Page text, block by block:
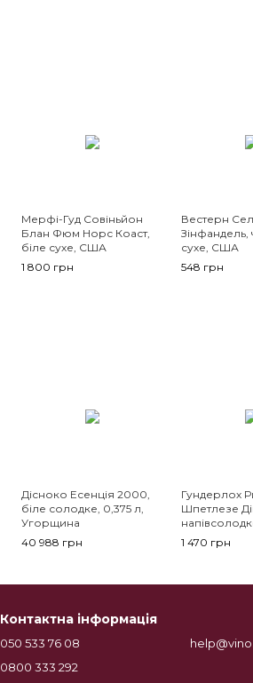
Мерфі-Гуд Совіньйон
Блан Фюм Норс Коаст,
біле сухе, США
1 800 грн
Вестерн
сухе, США
548 грн
Дісноко Есенція 2000,
біле солодке, 0,375 л,
Угорщина
40 988 грн
Гундерлох
Шпетлезе
1 470 грн
Контактна інформація
050 533 76 08
0800 333 292